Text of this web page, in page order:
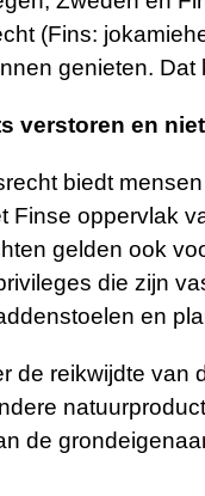
(Fins:
genieten.
verstoren en
biedt
Finse oppervlak
gelden ook
die zijn
en
de reikwijdte
de